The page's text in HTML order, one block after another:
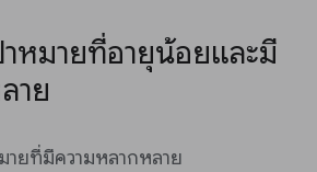
าหมายที่อายุน้อยและมี
าย
ายที่มีความหลากหลาย